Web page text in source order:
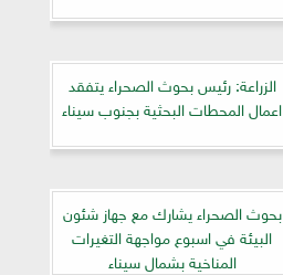
الزراعة: رئيس بحوث الصحراء يتفقد
اعمال المحطات البحثية بجنوب سيناء
بحوث الصحراء يشارك مع جهاز شئون
البيئة في اسبوع مواجهة التغيرات
المناخية بشمال سيناء